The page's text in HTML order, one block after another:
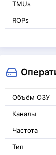
TMUs
ROPs
Объём ОЗУ
Каналы
Частота
Тип